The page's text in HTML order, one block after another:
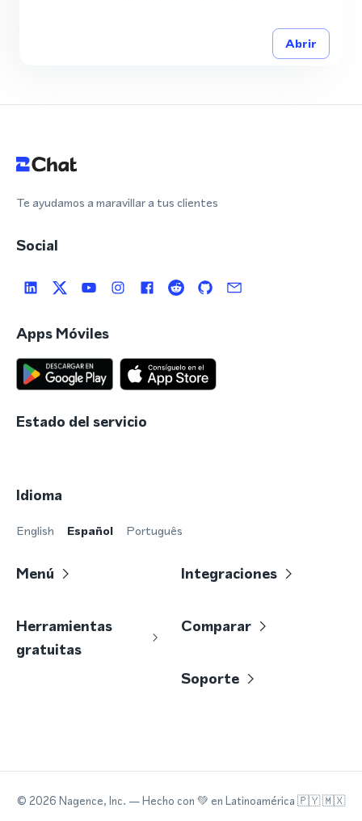
Abrir
Te ayudamos a maravillar a tus clientes
Social
Apps Móviles
Estado del servicio
Idioma
English Español Português
Menú Integraciones
Herramientas
gratuitas
Comparar
Soporte
© 2026 Nagence, Inc. — Hecho con 💚 en Latinoamérica 🇵🇾 🇲🇽